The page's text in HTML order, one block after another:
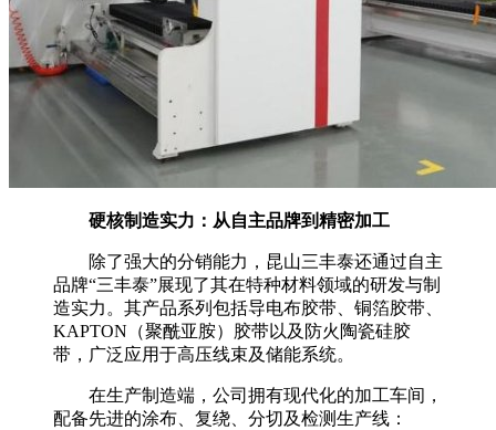
硬核制造实力：从自主品牌到精密加工
除了强大的分销能力，昆山三丰泰还通过自主
品牌“三丰泰”展现了其在特种材料领域的研发与制
造实力。其产品系列包括导电布胶带、铜箔胶带、
KAPTON（聚酰亚胺）胶带以及防火陶瓷硅胶
带，广泛应用于高压线束及储能系统。
在生产制造端，公司拥有现代化的加工车间，
配备先进的涂布、复绕、分切及检测生产线：